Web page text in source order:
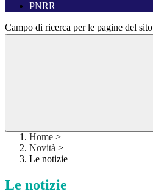
PNRR
Campo di ricerca per le pagine del sito
Home >
Novità >
Le notizie
Le notizie